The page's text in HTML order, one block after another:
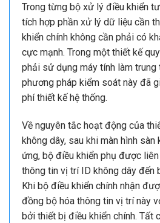
Trong từng bộ xử lý điều khiển
tích hợp phần xử lý dữ liệu cần
khiển chính không cần phải có
cực mạnh. Trong một thiết kế
phải sử dụng máy tính làm
phương pháp kiểm soát này đã
phí thiết kế hệ thống.
Về nguyên tắc hoạt động của
không dây, sau khi màn hình
ứng, bộ điều khiển phụ được
thông tin vị trí ID không dây đến
Khi bộ điều khiển chính nhận
đồng bộ hóa thông tin vị trí này
bởi thiết bị điều khiển chính. Tất